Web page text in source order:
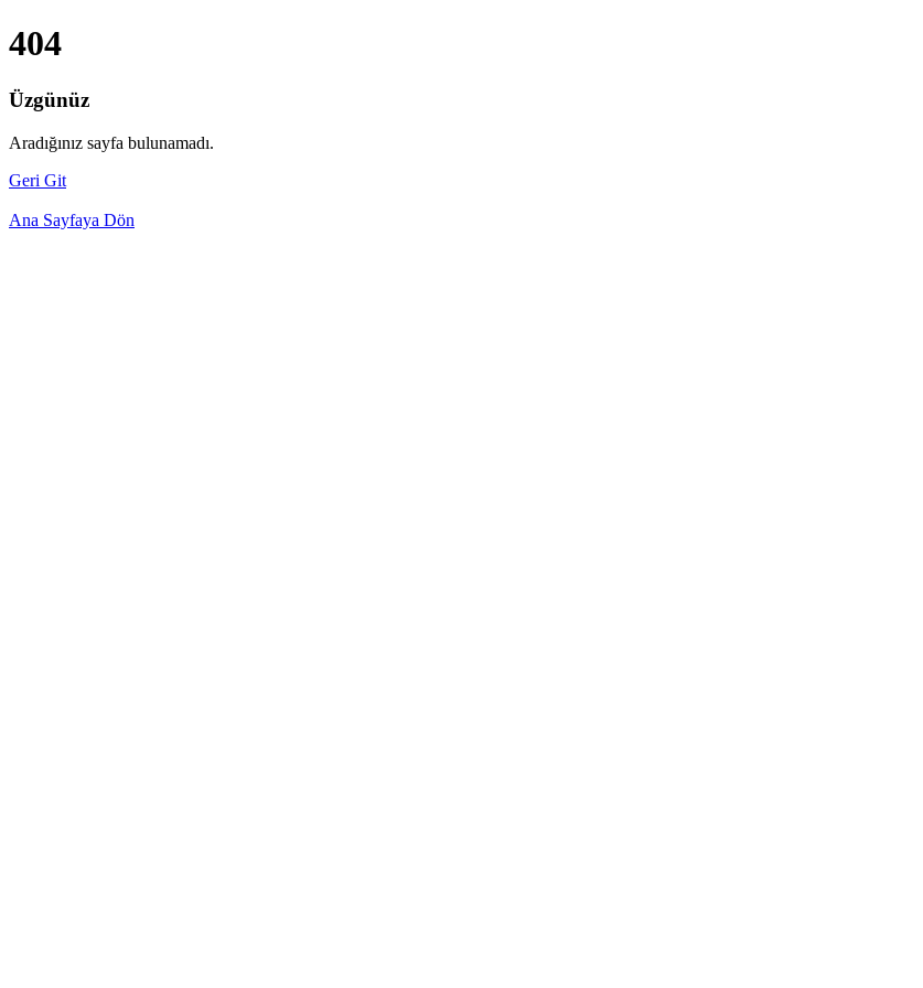
404
Üzgünüz
Aradığınız sayfa bulunamadı.
Geri Git
Ana Sayfaya Dön